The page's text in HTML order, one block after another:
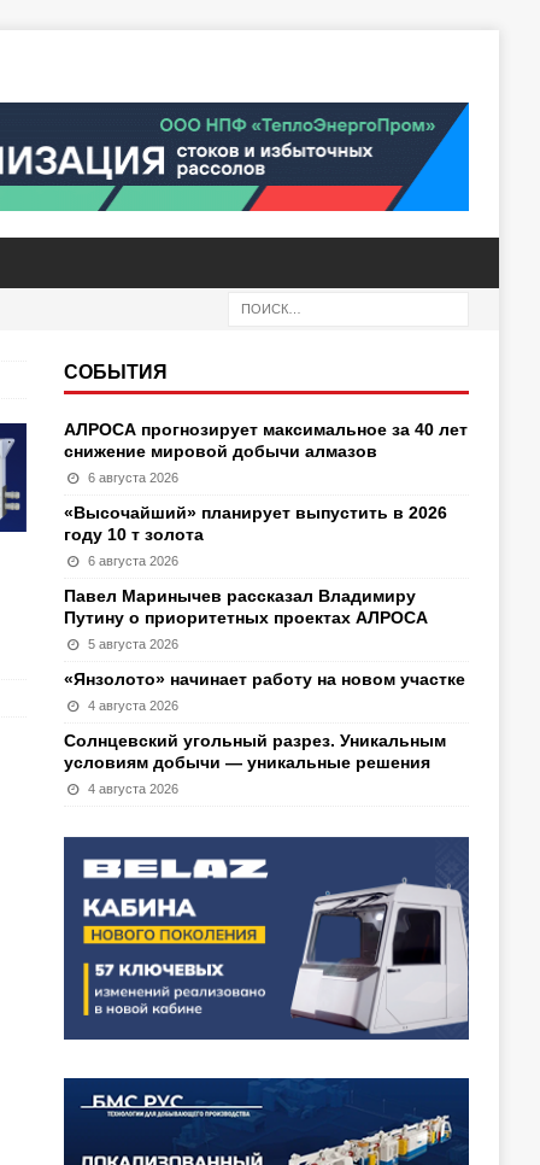
СОБЫТИЯ
АЛРОСА прогнозирует максимальное за 40 лет
снижение мировой добычи алмазов
6 августа 2026
«Высочайший» планирует выпустить в 2026
году 10 т золота
6 августа 2026
Павел Маринычев рассказал Владимиру
Путину о приоритетных проектах АЛРОСА
5 августа 2026
«Янзолото» начинает работу на новом участке
4 августа 2026
Солнцевский угольный разрез. Уникальным
условиям добычи — уникальные решения
4 августа 2026